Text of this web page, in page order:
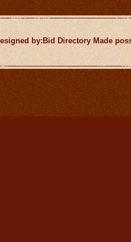
by:Bid Directory Made